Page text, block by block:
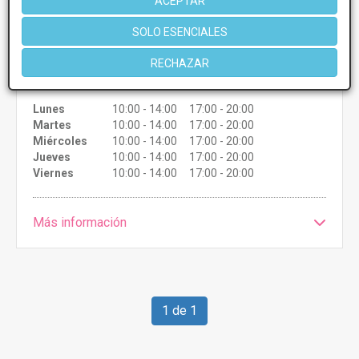
SOLO ESENCIALES
RECHAZAR
Presupuestos con5% de descuento *
CONSULTAR/CITA/PRESUPUESTO
Lunes
10:00 - 14:00 17:00 - 20:00
Martes
10:00 - 14:00 17:00 - 20:00
Miércoles
10:00 - 14:00 17:00 - 20:00
Jueves
10:00 - 14:00 17:00 - 20:00
Viernes
10:00 - 14:00 17:00 - 20:00
Más información
1 de 1